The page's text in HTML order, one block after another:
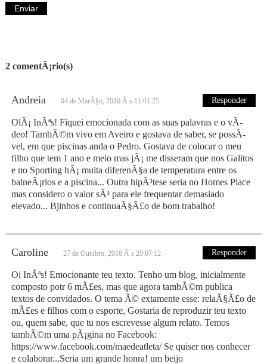
2 comentÃ¡rio(s)
Andreia 04 de MarÃ§o, 2016 Ã s 11:01:25 Responder
OlÃ¡ InÃªs! Fiquei emocionada com as suas palavras e o vÃ­
deo! TambÃ©m vivo em Aveiro e gostava de saber, se possÃ­
vel, em que piscinas anda o Pedro. Gostava de colocar o meu
filho que tem 1 ano e meio mas jÃ¡ me disseram que nos Galitos
e no Sporting hÃ¡ muita diferenÃ§a de temperatura entre os
balneÃ¡rios e a piscina... Outra hipÃ³tese seria no Homes Place
mas considero o valor sÃ³ para ele frequentar demasiado
elevado... Bjinhos e continuaÃ§Ã£o de bom trabalho!
Caroline 27 de Outubro, 2016 Ã s 20:07:12 Responder
Oi InÃªs! Emocionante teu texto. Tenho um blog, inicialmente
composto potr 6 mÃ£es, mas que agora tambÃ©m publica
textos de convidados. O tema Ã© extamente esse: relaÃ§Ã£o de
mÃ£es e filhos com o esporte, Gostaria de reproduzir teu texto
ou, quem sabe, que tu nos escrevesse algum relato. Temos
tambÃ©m uma pÃ¡gina no Facebook:
https://www.facebook.com/maedeatleta/ Se quiser nos conhecer
e colaborar...Seria um grande honra! um beijo